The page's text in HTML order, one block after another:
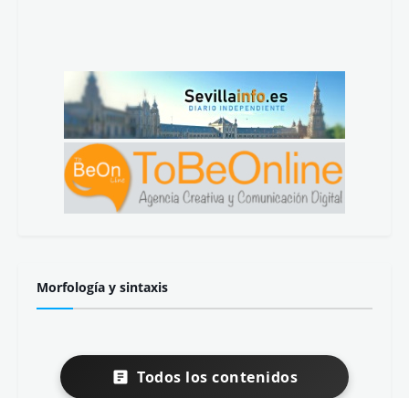
Morfología y sintaxis
Todos los contenidos